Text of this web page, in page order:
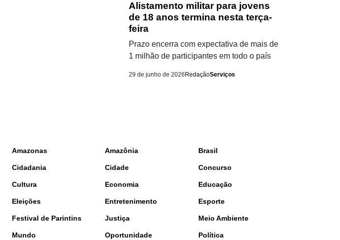
Alistamento militar para jovens
de 18 anos termina nesta terça-
feira
Prazo encerra com expectativa de mais de
1 milhão de participantes em todo o país
29 de junho de 2026 RedaçãoServiços
Amazonas Amazônia Brasil
Cidadania Cidade Concurso
Cultura Economia Educação
Eleições Entretenimento Esporte
Festival de Parintins Justiça Meio Ambiente
Mundo Oportunidade Política